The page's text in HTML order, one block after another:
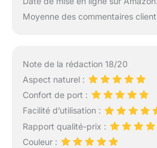
Moyenne des commentaires
Note de la rédaction 18/20
Aspect naturel :
Confort de port :
Facilité d’utilisation :
Rapport qualité-prix :
Couleur :